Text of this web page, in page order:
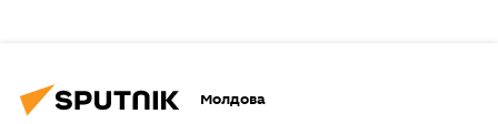
Молдова